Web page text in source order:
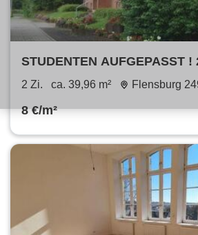
STUDENTEN AUFGEPASST !
Wohnung mit Busanbindung
2 Zi. ca. 39,96 m² Flensburg
8 €/m²